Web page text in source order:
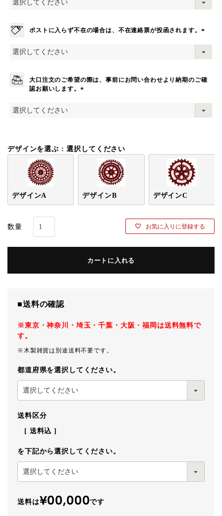
ポストに入らず不在の場合は、不在連絡票が投函されます。
必
須
大口注文のご希望の際は、事前にお問い合わせより納期のご確
認お願いします。
デザインを選ぶ 選択してください
デザインA デザインB デザインC
お気に入りに登録する
カートに入れる
■送料の確認
※東京・神奈川・埼玉・千葉・大阪・福岡は送料無料で
す。
※木製雑貨は別途送料不要です。
都道府県を選択してください。
送料区分
送料込
を下記から選択してください。
送料は¥00,000です